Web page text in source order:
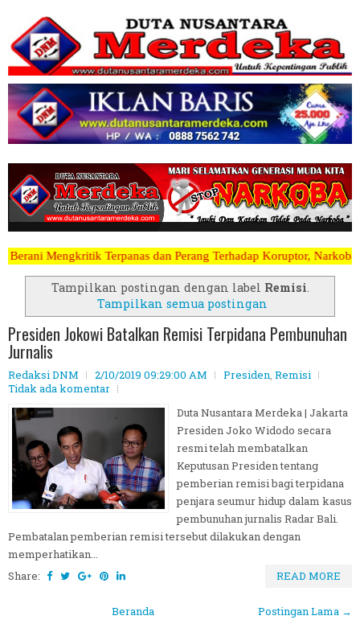
dan Perang Terhadap Koruptor, Narkoba, Teroris Musuh
Tampilkan postingan dengan label Remisi
Tampilkan semua postingan
Presiden Jokowi Batalkan Remisi Terpidana Pembunuhan
Jurnalis
Redaksi DNM 2/10/2019 09:29:00 AM Presiden, Remisi
Tidak ada komentar
Duta Nusantara Merdeka | Jakarta
Presiden Joko Widodo secara
resmi telah membatalkan
Keputusan Presiden tentang
pemberian remisi bagi terpidana
penjara seumur hidup dalam kasus
pembunuhan jurnalis Radar Bali.
Pembatalan pemberian remisi tersebut dilakukan dengan
memperhatikan...
Share:
READ MORE
Postingan Lama →
Beranda